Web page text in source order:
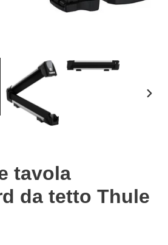
tavola
da tetto Thule